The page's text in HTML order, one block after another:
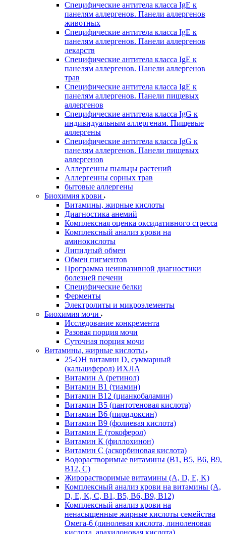
Специфические антитела класса IgE к
панелям аллергенов. Панели аллергенов
животных
Специфические антитела класса IgE к
панелям аллергенов. Панели аллергенов
лекарств
Специфические антитела класса IgE к
панелям аллергенов. Панели аллергенов
трав
Специфические антитела класса IgE к
панелям аллергенов. Панели пищевых
аллергенов
Специфические антитела класса IgG к
индивидуальным аллергенам. Пищевые
аллергены
Специфические антитела класса IgG к
панелям аллергенов. Панели пищевых
аллергенов
Аллергенны пыльцы растений
Аллергенны сорных трав
бытовые аллергены
Биохимия крови
Витамины, жирные кислоты
Диагностика анемий
Комплексная оценка оксидативного стресса
Комплексный анализ крови на
аминокислоты
Липидный обмен
Обмен пигментов
Программа неинвазивной диагностики
болезней печени
Специфические белки
Ферменты
Электролиты и микроэлементы
Биохимия мочи
Исследование конкремента
Разовая порция мочи
Суточная порция мочи
Витамины, жирные кислоты
25-OH витамин D, суммарный
(кальциферол) ИХЛА
Витамин А (ретинол)
Витамин В1 (тиамин)
Витамин В12 (цианкобаламин)
Витамин В5 (пантотеновая кислота)
Витамин В6 (пиридоксин)
Витамин В9 (фолиевая кислота)
Витамин Е (токоферол)
Витамин К (филлохинон)
Витамин С (аскорбиновая кислота)
Водорастворимые витамины (B1, B5, B6, В9,
В12, С)
Жирорастворимые витамины (A, D, E, K)
Комплексный анализ крови на витамины (A,
D, E, K, C, B1, B5, B6, В9, B12)
Комплексный анализ крови на
ненасыщенные жирные кислоты семейства
Омега-6 (линолевая кислота, линоленовая
кислота, арахидоновая кислота)